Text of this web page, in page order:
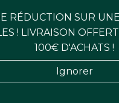
RÉDUCTION SUR
! LIVRAISON
100€ D'ACHATS !
Ignorer